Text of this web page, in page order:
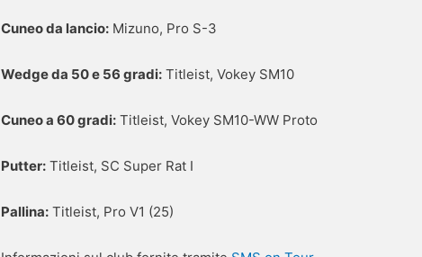
Cuneo da lancio: Mizuno, Pro S-3
Wedge da 50 e 56 gradi: Titleist, Vokey SM10
Cuneo a 60 gradi: Titleist, Vokey SM10-WW Proto
Putter: Titleist, SC Super Rat I
Pallina: Titleist, Pro V1 (25)